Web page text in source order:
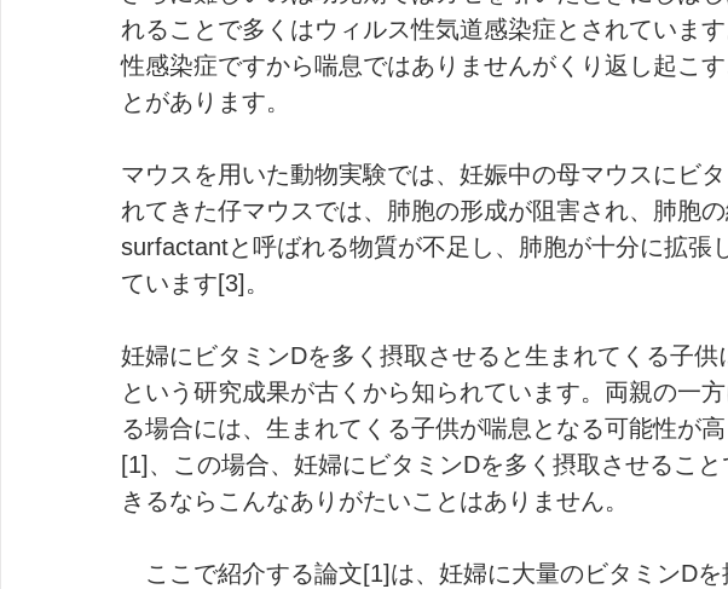
れることで多くはウィルス性気道感染症とされていま
性感染症ですから喘息ではありませんがくり返し起こ
とがあります。
マウスを用いた動物実験では、妊娠中の母マウスにビ
れてきた仔マウスでは、肺胞の形成が阻害され、肺胞
surfactantと呼ばれる物質が不足し、肺胞が十分に拡張
ています[3]。
妊婦にビタミンDを多く摂取させると生まれてくる子
という研究成果が古くから知られています。両親の一
る場合には、生まれてくる子供が喘息となる可能性が
[1]、この場合、妊婦にビタミンDを多く摂取させるこ
きるならこんなありがたいことはありません。
ここで紹介する論文[1]は、妊婦に大量のビタミンD